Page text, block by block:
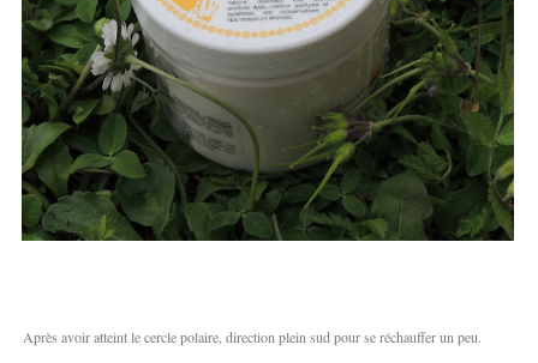
Après avoir atteint le cercle polaire, direction plein sud pour se réchauffer un peu.